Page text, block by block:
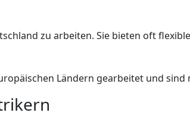
zu arbeiten. Sie bieten oft
Ländern gearbeitet und